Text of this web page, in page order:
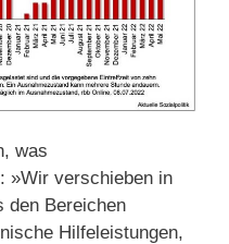
was
»Wir verschieben in
den Bereichen
Hilfeleistungen,